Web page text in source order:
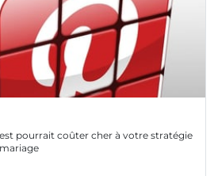
pourrait coûter cher à votre stratégie